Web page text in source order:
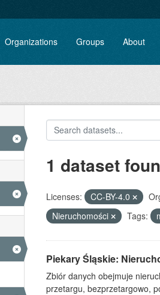
Organizations Groups About
1 dataset
Licenses: CC-BY-4.0
Nieruchomości
Tags:
Piekary Śląskie:
Zbiór danych obejmuje
przetargu, bezprzetargowo,